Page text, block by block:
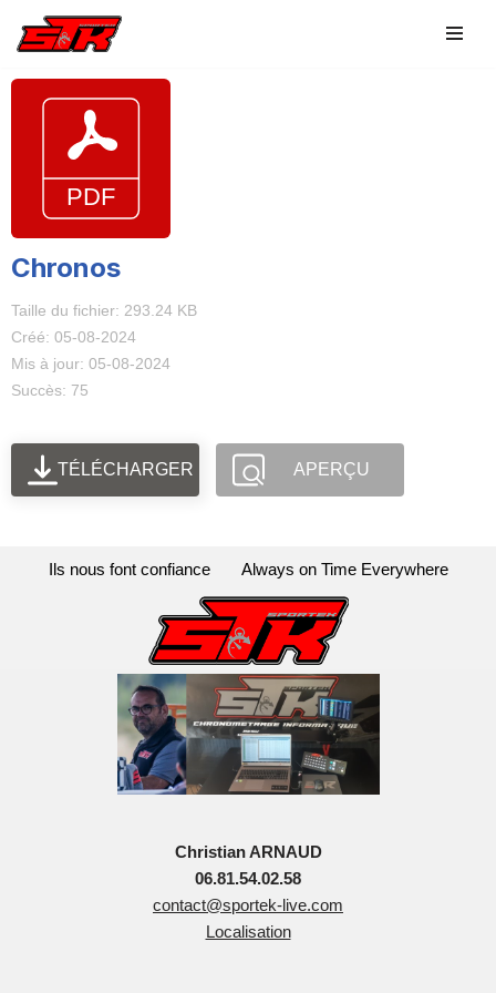
contenu
Chronos
Taille du fichier: 293.24 KB
Créé: 05-08-2024
Mis à jour: 05-08-2024
Succès: 75
TÉLÉCHARGER APERÇU
Ils nous font confiance Always on Time Everywhere
Christian ARNAUD
06.81.54.02.58
contact@sportek-live.com
Localisation